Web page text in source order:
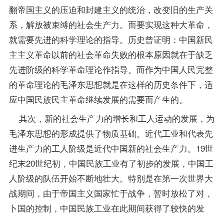
翻帝国主义的压迫和封建主义的统治，改变旧的生产关
系，解放被束缚的社会生产力。而要实现这种大革命，
就需要先进的科学理论的指导。历史曾证明：中国新民
主主义革命以前的社会革命失败的根本原因就在于缺乏
先进阶级的科学革命理论作指导。而作为中国人民完整
的革命理论的毛泽东思想就是在这样的历史条件下，适
应中国民族民主革命继续发展的需要而产生的。
其次，新的社会生产力的增长和工人运动的发展，为
毛泽东思想的形成提供了物质基础。近代工业和代表先
进生产力的工人阶级是近代中国新的社会生产力。19世
纪末20世纪初，中国民族工业有了初步的发展，中国工
人阶级的队伍开始不断地壮大。特别是在第一次世界大
战期间，由于帝国主义国家忙于战争，暂时放松了对，
卜国的控制，中国民族工业在此期间获得了较快的发